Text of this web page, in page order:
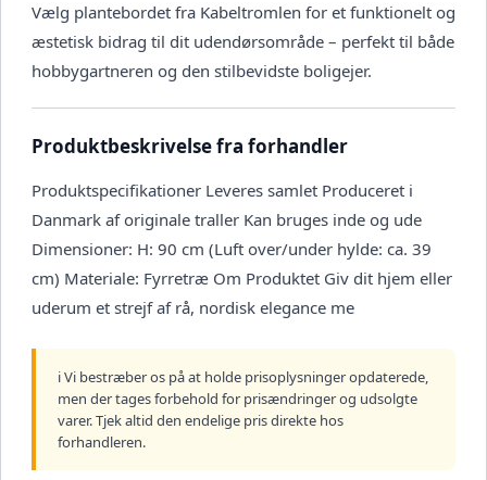
Vælg plantebordet fra Kabeltromlen for et funktionelt og
æstetisk bidrag til dit udendørsområde – perfekt til både
hobbygartneren og den stilbevidste boligejer.
Produktbeskrivelse fra forhandler
Produktspecifikationer Leveres samlet Produceret i
Danmark af originale traller Kan bruges inde og ude
Dimensioner: H: 90 cm (Luft over/under hylde: ca. 39
cm) Materiale: Fyrretræ Om Produktet Giv dit hjem eller
uderum et strejf af rå, nordisk elegance me
ℹ️ Vi bestræber os på at holde prisoplysninger opdaterede,
men der tages forbehold for prisændringer og udsolgte
varer. Tjek altid den endelige pris direkte hos
forhandleren.